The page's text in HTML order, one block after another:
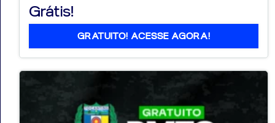
Grátis!
GRATUITO! ACESSE AGORA!